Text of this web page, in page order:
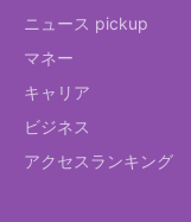
ニュース pickup
マネー
キャリア
ビジネス
アクセスランキング